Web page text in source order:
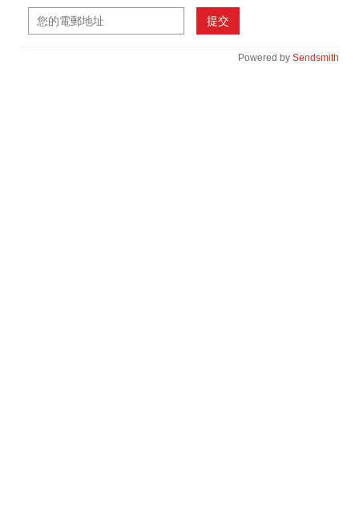
提交
Powered by Sendsmith